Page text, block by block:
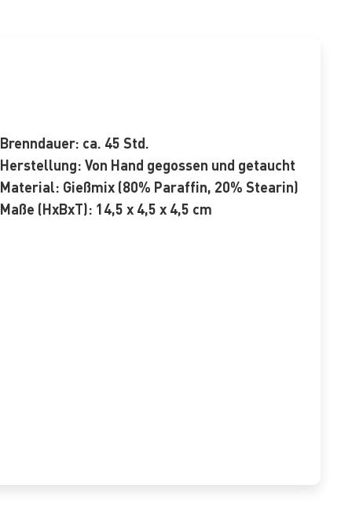
Brenndauer: ca. 45 Std.
Herstellung: Von Hand gegossen und getaucht
Material: Gießmix (80% Paraffin, 20% Stearin)
Maße (HxBxT): 14,5 x 4,5 x 4,5 cm